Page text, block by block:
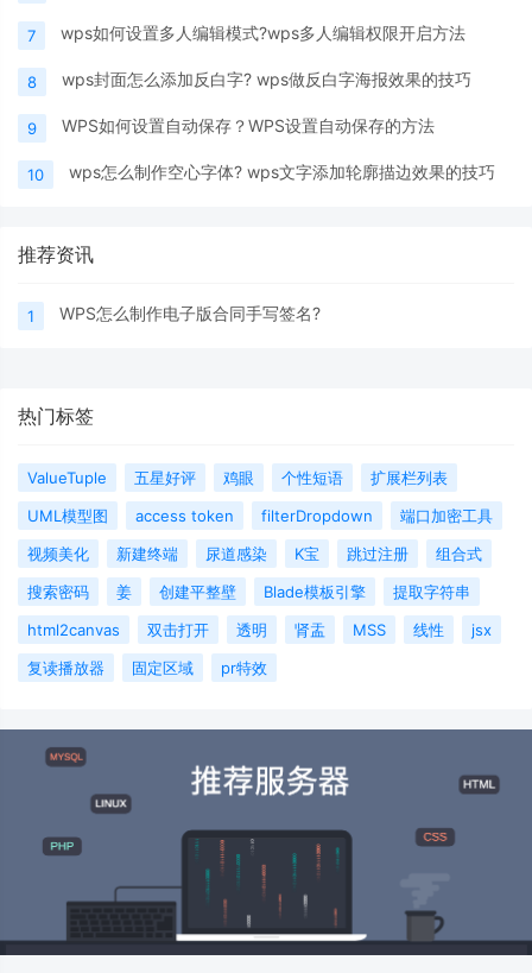
7 wps如何设置多人编辑模式?wps多人编辑权限开启方法
8 wps封面怎么添加反白字? wps做反白字海报效果的技巧
9 WPS如何设置自动保存？WPS设置自动保存的方法
10 wps怎么制作空心字体? wps文字添加轮廓描边效果的技巧
推荐资讯
1 WPS怎么制作电子版合同手写签名?
热门标签
ValueTuple 五星好评 鸡眼 个性短语
扩展栏列表
UML模型图
access token filterDropdown
端口加密工具
视频美化
新建终端 尿道感染 K宝 跳过注册
组合式
搜索密码
姜 创建平整壁 Blade模板引擎
提取字符串
html2canvas
双击打开 透明 肾盂 MSS 线性
jsx
复读播放器
固定区域 pr特效